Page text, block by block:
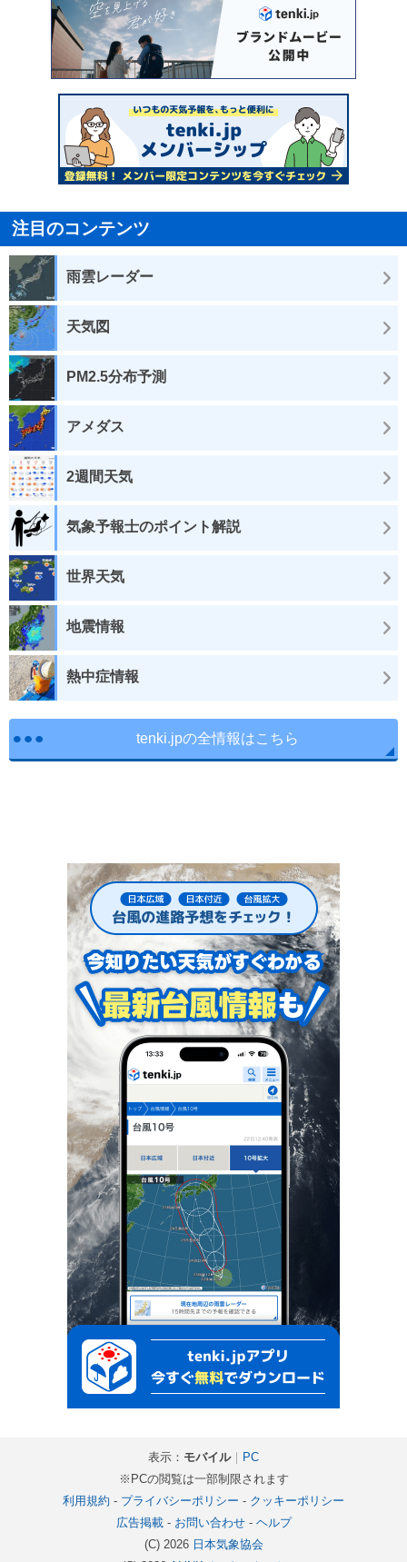
注目のコンテンツ
雨雲レーダー
天気図
PM2.5分布予測
アメダス
2週間天気
気象予報士のポイント解説
世界天気
地震情報
熱中症情報
tenki.jpの全情報はこちら
表示： モバイル｜ PC
※PCの閲覧は一部制限されます
利用規約 - プライバシーポリシー - クッキーポリシー
広告掲載- お問い合わせ- ヘルプ
(C) 2026 日本気象協会